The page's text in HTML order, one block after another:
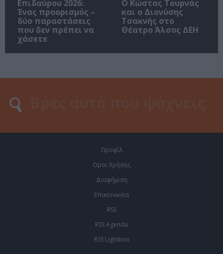
Επιδαύρου 2026:
Ένας προορισμός –
δύο παραστάσεις
που δεν πρέπει να
χάσετε
Ο Κώστας Τουρνάς
και ο Διονύσης
Τσακνής στο
Θέατρο Άλσος ΔΕΗ
Προφίλ
Οροι Χρήσης
Διαφήμιση
Επικοινωνία
RSS
RSS Agenda
RSS Lightbox